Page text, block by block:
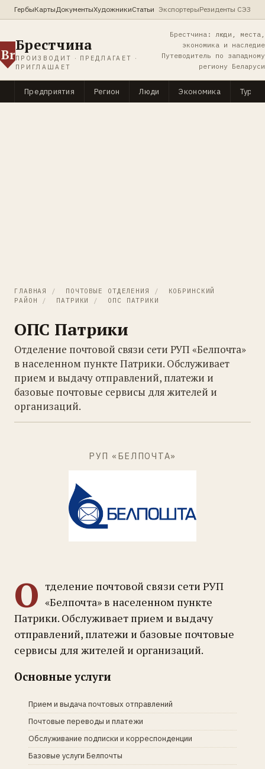
ГербыКартыДокументыХудожникиСтатьи ЭкспортерыРезиденты СЭЗ
Br
Брестчина
ПРОИЗВОДИТ · ПРЕДЛАГАЕТ ·
ПРИГЛАШАЕТ
Брестчина: люди, места,
экономика и наследие
Путеводитель по западному
региону Беларуси
Предприятия Регион Люди Экономика
ГЛАВНАЯ / ПОЧТОВЫЕ ОТДЕЛЕНИЯ /
КОБРИНСКИЙ
РАЙОН
/ ПАТРИКИ / ОПС ПАТРИКИ
ОПС Патрики
Отделение почтовой связи сети РУП «Белпочта»
в населенном пункте Патрики. Обслуживает
прием и выдачу отправлений, платежи и
базовые почтовые сервисы для жителей и
организаций.
РУП «БЕЛПОЧТА»
О тделение почтовой связи сети РУП
«Белпочта» в населенном пункте
Патрики. Обслуживает прием и выдачу
отправлений, платежи и базовые почтовые
сервисы для жителей и организаций.
Основные услуги
Прием и выдача почтовых отправлений
Почтовые переводы и платежи
Обслуживание подписки и корреспонденции
Базовые услуги Белпочты